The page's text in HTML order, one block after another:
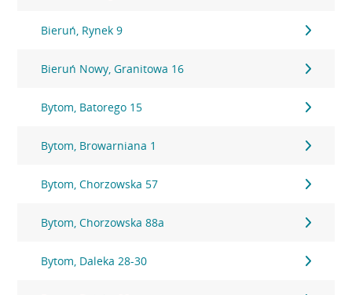
Bieruń, Rynek 9
Bieruń Nowy, Granitowa 16
Bytom, Batorego 15
Bytom, Browarniana 1
Bytom, Chorzowska 57
Bytom, Chorzowska 88a
Bytom, Daleka 28-30